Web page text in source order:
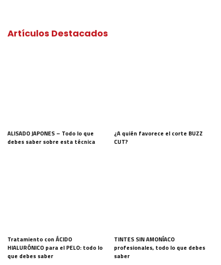
Artículos Destacados
ALISADO JAPONES – Todo lo que
debes saber sobre esta técnica
¿A quién favorece el corte BUZZ
CUT?
Tratamiento con ÁCIDO
HIALURÓNICO para el PELO: todo lo
que debes saber
TINTES SIN AMONÍACO
profesionales, todo lo que debes
saber